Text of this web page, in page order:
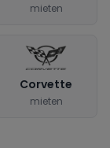
mieten
Corvette
mieten